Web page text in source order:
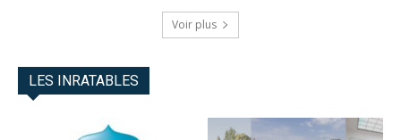
Voir plus
LES INRATABLES